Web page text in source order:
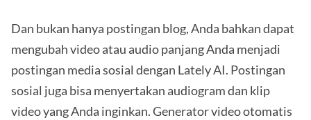
Dan bukan hanya postingan blog, Anda bahkan dapat
mengubah video atau audio panjang Anda menjadi
postingan media sosial dengan Lately AI. Postingan
sosial juga bisa menyertakan audiogram dan klip
video yang Anda inginkan. Generator video otomatis